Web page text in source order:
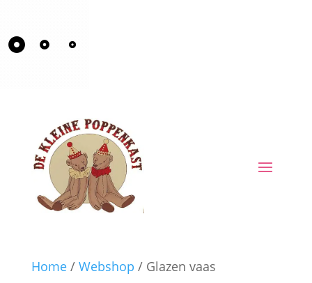
Home/ Webshop / Glazen vaas